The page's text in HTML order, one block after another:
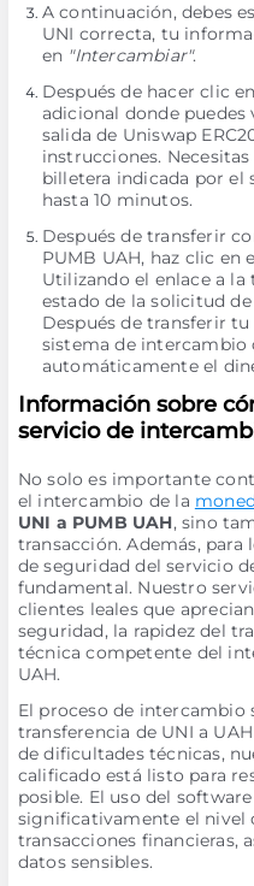
A continuación, debes
UNI correcta, tu
en "Intercambiar".
Después de hacer clic
adicional donde
salida de Uniswap
instrucciones.
billetera indicada por el
hasta 10 minutos.
Después de transferir
PUMB UAH, haz clic en
Utilizando el enlace a la
estado de la solicitud
Después de transferir
sistema de intercambio
automáticamente el
Información sobre
servicio de
No solo es importante
el intercambio de la
UNI a PUMB UAH, sino
transacción. Además, para
de seguridad del servicio
fundamental. Nuestro
clientes leales que
seguridad, la rapidez del
técnica competente del
UAH.
El proceso de
transferencia de UNI a
de dificultades técnicas,
calificado está listo para
posible. El uso del
significativamente el nivel
transacciones financieras,
datos sensibles.